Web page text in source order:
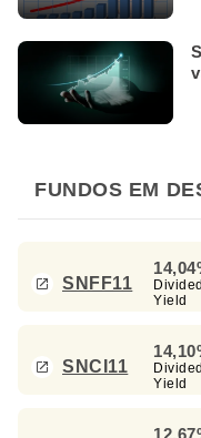
FUNDOS EM
SNFF11
Divided
Yield
SNCI11
Divided
Yield